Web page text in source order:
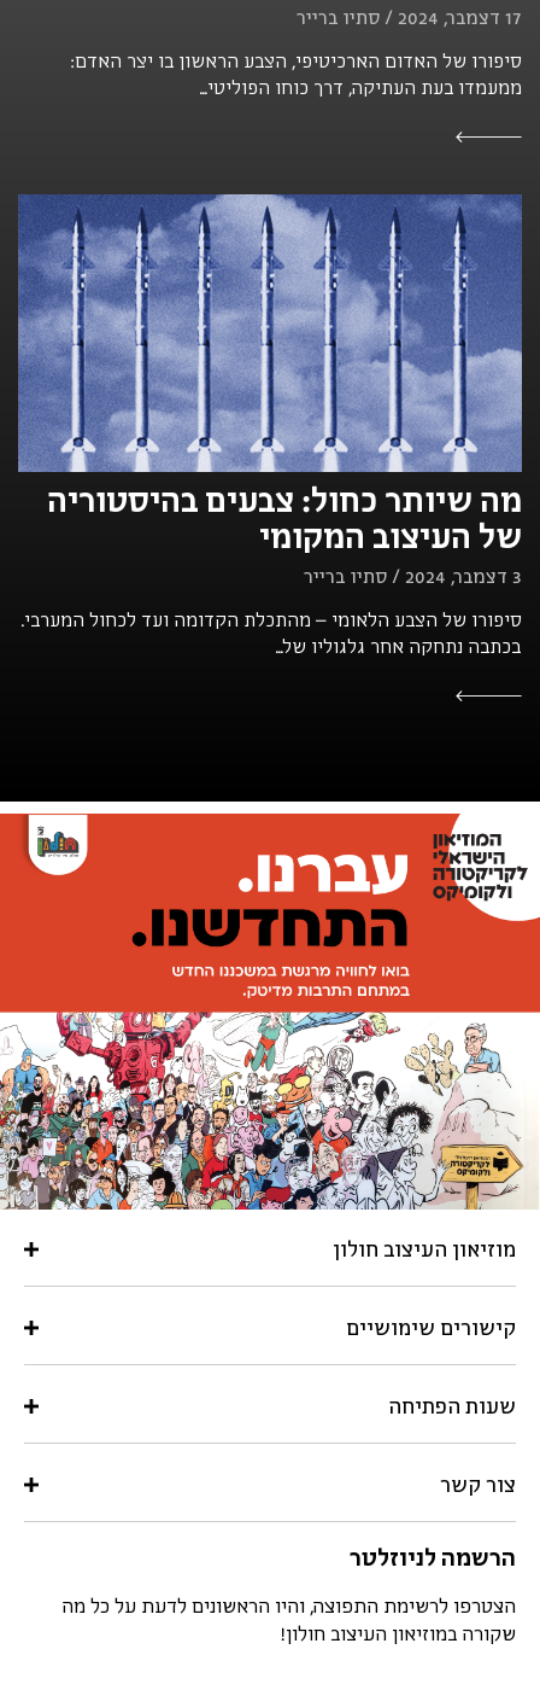
17 דצמבר, 2024 / סתיו ברייר
סיפורו של האדום הארכיטיפי, הצבע הראשון בו יצר האדם:
ממעמדו בעת העתיקה, דרך כוחו הפוליטי...
מה שיותר כחול: צבעים בהיסטוריה
של העיצוב המקומי
3 דצמבר, 2024 / סתיו ברייר
סיפורו של הצבע הלאומי – מהתכלת הקדומה ועד לכחול המערבי.
בכתבה נתחקה אחר גלגוליו של...
מוזיאון העיצוב חולון
קישורים שימושיים
שעות הפתיחה
צור קשר
הרשמה לניוזלטר
הצטרפו לרשימת התפוצה, והיו הראשונים לדעת על כל מה
שקורה במוזיאון העיצוב חולון!